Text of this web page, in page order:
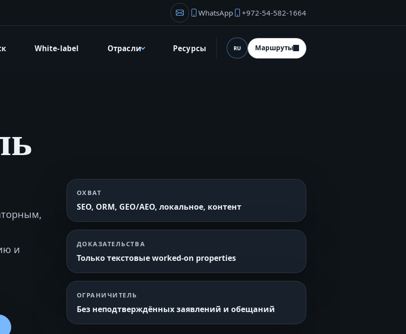
Электронная почта основателя
WhatsApp +972-54-582-1664
White-label Отрасли Ресурсы Язык (desktop)
RU Маршруты
и
ОХВАТ
SEO, ORM, GEO/AEO, локальное, контент
ДОКАЗАТЕЛЬСТВА
Только текстовые worked‑on properties
ОГРАНИЧИТЕЛЬ
Без неподтверждённых заявлений и обещаний